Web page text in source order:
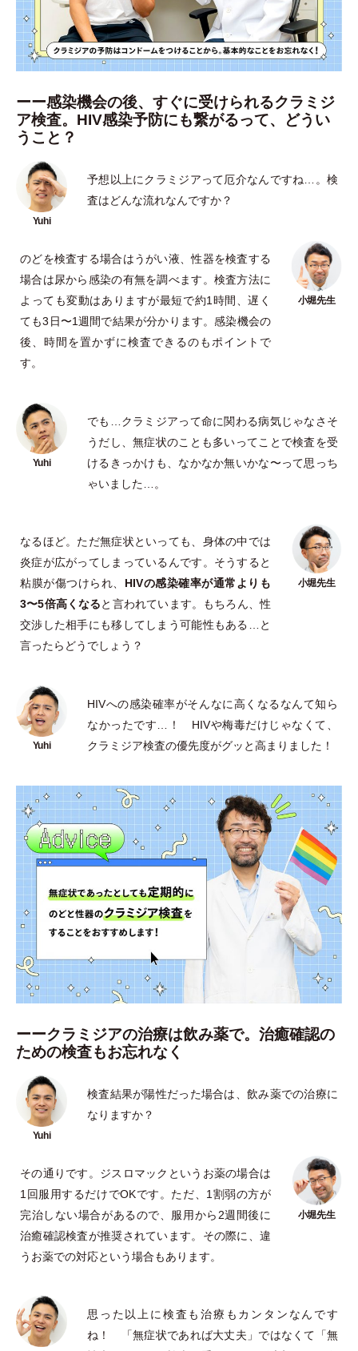
ーー感染機会の後、すぐに受けられるクラミジ
ア検査。HIV感染予防にも繋がるって、どうい
うこと？
予想以上にクラミジアって厄介なんですね…。検
査はどんな流れなんですか？
のどを検査する場合はうがい液、性器を検査する
場合は尿から感染の有無を調べます。検査方法に
よっても変動はありますが最短で約1時間、遅く
ても3日〜1週間で結果が分かります。感染機会の
後、時間を置かずに検査できるのもポイントで
す。
でも…クラミジアって命に関わる病気じゃなさそ
うだし、無症状のことも多いってことで検査を受
けるきっかけも、なかなか無いかな〜って思っち
ゃいました…。
なるほど。ただ無症状といっても、身体の中では
炎症が広がってしまっているんです。そうすると
粘膜が傷つけられ、 HIVの感染確率が通常よりも
3〜5倍高くなると言われています。もちろん、性
交渉した相手にも移してしまう可能性もある…と
言ったらどうでしょう？
HIVへの感染確率がそんなに高くなるなんて知ら
なかったです…！ HIVや梅毒だけじゃなくて、
クラミジア検査の優先度がグッと高まりました！
ーークラミジアの治療は飲み薬で。治癒確認の
ための検査もお忘れなく
検査結果が陽性だった場合は、飲み薬での治療に
なりますか？
その通りです。ジスロマックというお薬の場合は
1回服用するだけでOKです。ただ、1割弱の方が
完治しない場合があるので、服用から2週間後に
治癒確認検査が推奨されています。その際に、違
うお薬での対応という場合もあります。
思った以上に検査も治療もカンタンなんです
ね！
「無症状であれば大丈夫 」 ではなくて 「無